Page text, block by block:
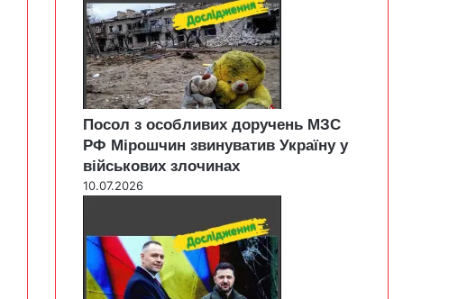
Посол з особливих доручень МЗС
РФ Мірошчин звинуватив Україну у
військових злочинах
10.07.2026